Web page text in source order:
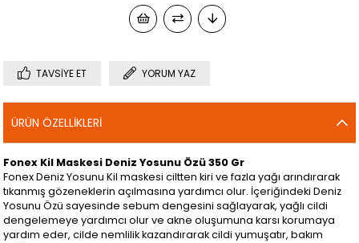
TAVSIYE ET YORUM YAZ
ÜRÜN ÖZELLIKLERI
Fonex Kil Maskesi Deniz Yosunu Özü 350 Gr
Fonex Deniz Yosunu Kil maskesi ciltten kiri ve fazla yağı arındırarak
tıkanmış gözeneklerin açılmasına yardımcı olur. İçeriğindeki Deniz
Yosunu Özü sayesinde sebum dengesini sağlayarak, yağlı cildi
dengelemeye yardımcı olur ve akne oluşumuna karsı korumaya
yardım eder, cilde nemlilik kazandırarak cildi yumuşatır, bakım